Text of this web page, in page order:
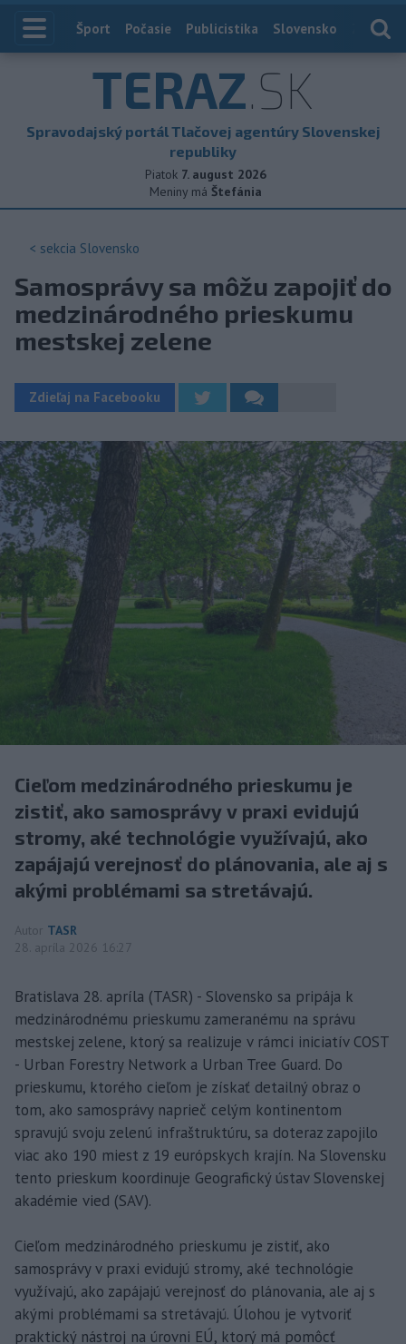
Index
Šport Počasie Publicistika Slovensko
TERAZ.SK
Spravodajský portál Tlačovej agentúry Slovenskej
republiky
Piatok 7. august 2026
Meniny má Štefánia
< sekcia Slovensko
Samosprávy sa môžu zapojiť do
medzinárodného prieskumu
mestskej zelene
Zdieľaj na Facebooku
Cieľom medzinárodného prieskumu je
zistiť, ako samosprávy v praxi evidujú
stromy, aké technológie využívajú, ako
zapájajú verejnosť do plánovania, ale aj s
akými problémami sa stretávajú.
Autor TASR
28. apríla 2026 16:27
Bratislava 28. apríla (TASR) - Slovensko sa pripája k
medzinárodnému prieskumu zameranému na správu
mestskej zelene, ktorý sa realizuje v rámci iniciatív COST
- Urban Forestry Network a Urban Tree Guard. Do
prieskumu, ktorého cieľom je získať detailný obraz o
tom, ako samosprávy naprieč celým kontinentom
spravujú svoju zelenú infraštruktúru, sa doteraz zapojilo
viac ako 190 miest z 19 európskych krajín. Na Slovensku
tento prieskum koordinuje Geografický ústav Slovenskej
akadémie vied (SAV).
Cieľom medzinárodného prieskumu je zistiť, ako
samosprávy v praxi evidujú stromy, aké technológie
využívajú, ako zapájajú verejnosť do plánovania, ale aj s
akými problémami sa stretávajú. Úlohou je vytvoriť
praktický nástroj na úrovni EÚ, ktorý má pomôcť